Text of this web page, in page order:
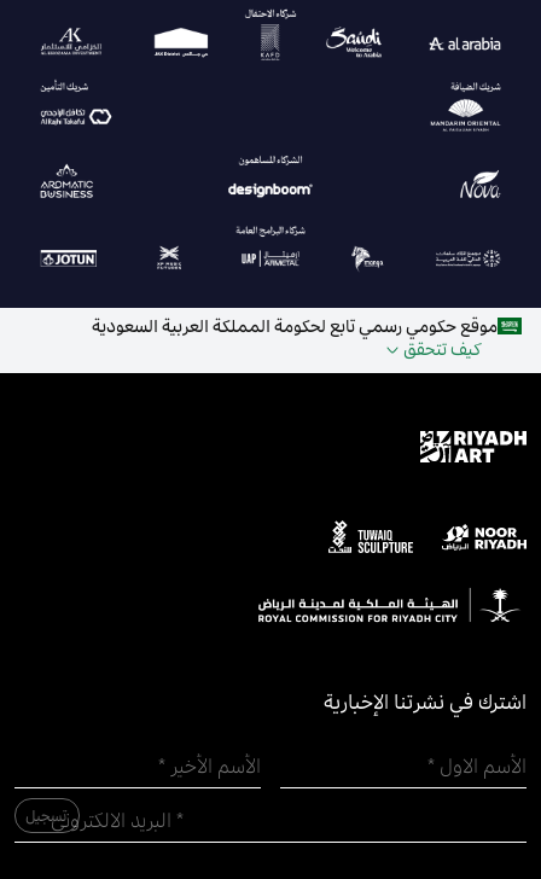
موقع حكومي رسمي تابع لحكومة المملكة العربية السعودية
كيف تتحقق
اشترك في نشرتنا الإخبارية